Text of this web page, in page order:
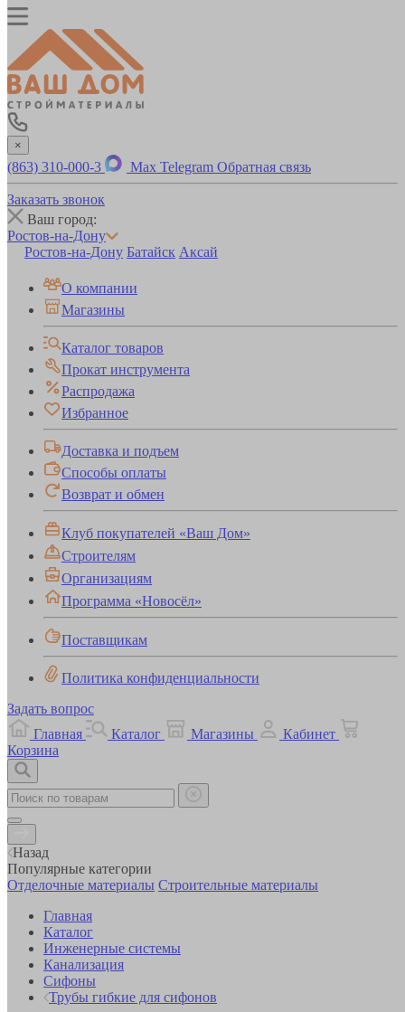
×
(863) 310-000-3 Max Telegram Обратная связь
Заказать звонок
Ваш город:
Ростов-на-Дону
Ростов-на-Дону Батайск Аксай
О компании
Магазины
Каталог товаров
Прокат инструмента
Распродажа
Избранное
Доставка и подъем
Способы оплаты
Возврат и обмен
Клуб покупателей «Ваш Дом»
Строителям
Организациям
Программа «Новосёл»
Поставщикам
Политика конфиденциальности
Задать вопрос
Главная
Каталог Магазины
Кабинет
Корзина
Назад
Популярные категории
Отделочные материалы Строительные материалы
Главная
Каталог
Инженерные системы
Канализация
Сифоны
Трубы гибкие для сифонов